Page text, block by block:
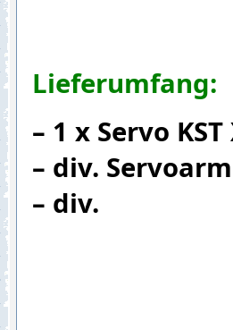
Lieferumfang:
– 1 x Servo
– div.
– div.